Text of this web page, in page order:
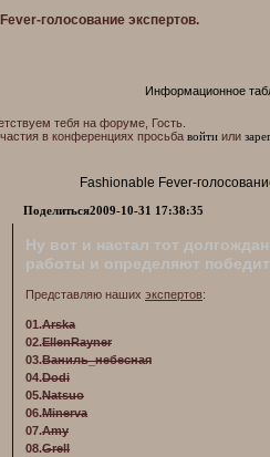
голосование экспертов.
Информационное
тебя на форуме, Гость.
в конференциях просьба войти или
Fashionable Fever-
Поделиться2009-10-31 17:38:35
Ну вот и настал тот
работы и определяют
Представляю наших экспертов:
01.Arska
02.EllenRayner
03.Ваниль_небесная
04.Dodi
05.Natsuo
06.Minerva
07.Amy
08.Grell